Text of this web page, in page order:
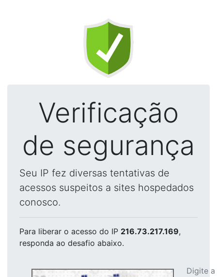
Verificação
de segurança
Seu IP fez diversas tentativas de
acessos suspeitos a sites hospedados
conosco.
Para liberar o acesso do IP 216.73.217.169,
responda ao desafio abaixo.
Digite